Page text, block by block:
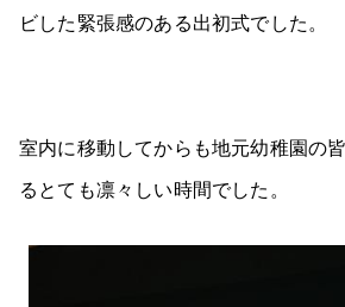
ビした緊張感のある出初式でした。
室内に移動してからも地元幼稚園の
るとても凛々しい時間でした。